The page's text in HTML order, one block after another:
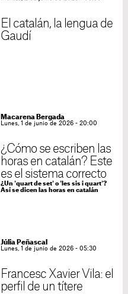
El catalán, la lengua de
Gaudí
Macarena Bergada
Lunes, 1 de junio de 2026 - 20:00
¿Cómo se escriben las
horas en catalán? Este
es el sistema correcto
¿Un 'quart de set' o 'les sis i quart'?
Así se dicen las horas en catalán
Júlia Peñascal
Lunes, 1 de junio de 2026 - 05:30
Francesc Xavier Vila: el
perfil de un títere